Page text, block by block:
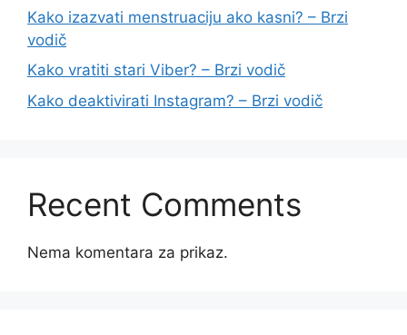
Kako izazvati menstruaciju ako kasni? – Brzi
vodič
Kako vratiti stari Viber? – Brzi vodič
Kako deaktivirati Instagram? – Brzi vodič
Recent Comments
Nema komentara za prikaz.